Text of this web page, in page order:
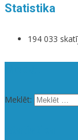
Statistika
194 033
Meklēt: